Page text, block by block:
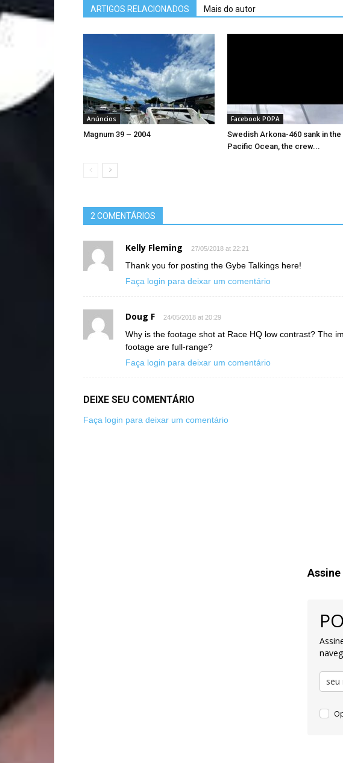
ARTIGOS RELACIONADOS Mais do autor
Anúncios
Magnum 39 – 2004
Facebook POPA
Swedish Arkona-460 sank in the
Pacific Ocean, the crew...
2 COMENTÁRIOS
Kelly Fleming 27/05/2018 at 22:21
Thank you for posting the Gybe Talkings here!
Faça login para deixar um comentário
Doug F 24/05/2018 at 20:29
Why is the footage shot at Race HQ low contrast? The
footage are full-range?
Faça login para deixar um comentário
DEIXE SEU COMENTÁRIO
Faça login para deixar um comentário